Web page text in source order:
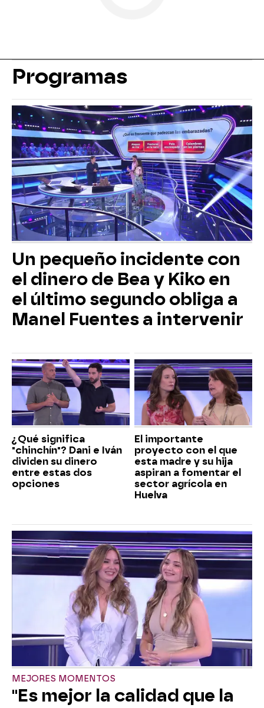
Programas
Un pequeño incidente con
el dinero de Bea y Kiko en
el último segundo obliga a
Manel Fuentes a intervenir
¿Qué significa
"chinchín"? Dani e Iván
dividen su dinero
entre estas dos
opciones
El importante
proyecto con el que
esta madre y su hija
aspiran a fomentar el
sector agrícola en
Huelva
MEJORES MOMENTOS
"Es mejor la calidad que la